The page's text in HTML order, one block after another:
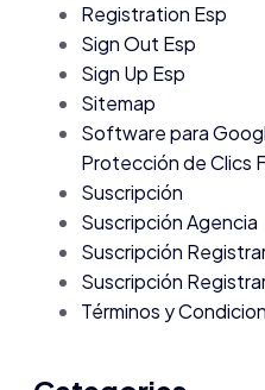
Registration Esp
Sign Out Esp
Sign Up Esp
Sitemap
Software para
Protección de Clics
Suscripción
Suscripción Agencia
Suscripción
Suscripción
Términos y